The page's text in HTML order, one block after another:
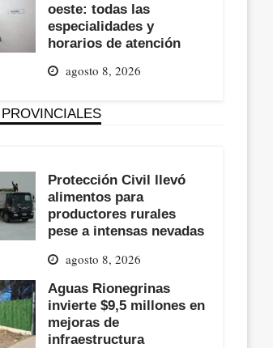
oeste: todas las
especialidades y
horarios de atención
agosto 8, 2026
Protección Civil llevó
alimentos para
productores rurales
pese a intensas nevadas
agosto 8, 2026
Aguas Rionegrinas
invierte $9,5 millones en
mejoras de
infraestructura